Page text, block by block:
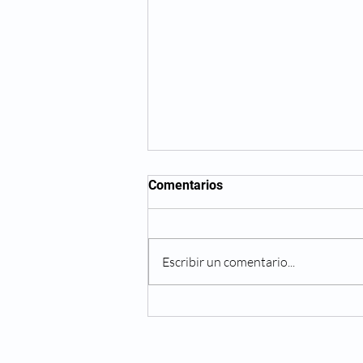
Comunicado de prensa
Comentarios
Escribir un comentario...